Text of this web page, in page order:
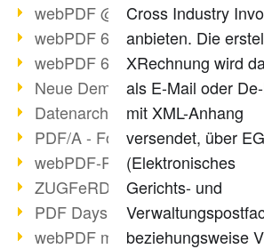
webPDF @ DOAG 2015
webPDF 6.0 Video-Serie
webPDF 6.0 am Start
Neue Demo-Version online
Datenarchivierung aus SAP
PDF/A - Format der Zukunft (1)
webPDF-Portal Preview
ZUGFeRD als Standard
PDF Days Europe in Köln
webPDF meets tools 2015
Cross Industry
anbieten. Die
XRechnung wird
als E-Mail oder
mit XML-Anhang
versendet, über
(Elektronisches
Gerichts- und
beziehungsweise